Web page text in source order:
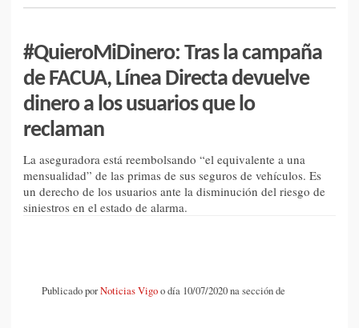
#QuieroMiDinero: Tras la campaña
de FACUA, Línea Directa devuelve
dinero a los usuarios que lo
reclaman
La aseguradora está reembolsando “el equivalente a una
mensualidad” de las primas de sus seguros de vehículos. Es
un derecho de los usuarios ante la disminución del riesgo de
siniestros en el estado de alarma.
Publicado porNoticias Vigoo día 10/07/2020 na sección de